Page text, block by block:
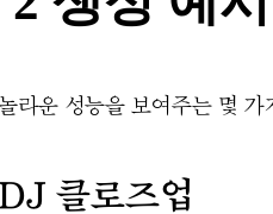
라운 성능을 보여주는 몇
클로즈업